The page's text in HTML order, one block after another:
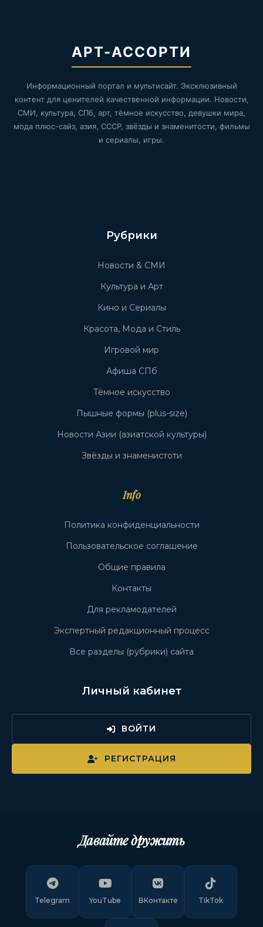
АРТ-АССОРТИ
Информационный портал и мультисайт. Эксклюзивный
контент для ценителей качественной информации. Новости,
СМИ, культура, СПб, арт, тёмное искусство, девушки мира,
мода плюс-сайз, азия, СССР, звёзды и знаменитости, фильмы
и сериалы, игры.
Рубрики
Новости & СМИ
Культура и Арт
Кино и Сериалы
Красота, Мода и Стиль
Игровой мир
Афиша СПб
Тёмное искусство
Пышные формы (plus-size)
Новости Азии (азиатской культуры)
Звёзды и знаменистоти
Info
Политика конфиденциальности
Пользовательское соглашение
Общие правила
Контакты
Для рекламодателей
Экспертный редакционный процесс
Все разделы (рубрики) сайта
Личный кабинет
ВОЙТИ
РЕГИСТРАЦИЯ
Давайте дружить
Telegram YouTube ВКонтакте TikTok